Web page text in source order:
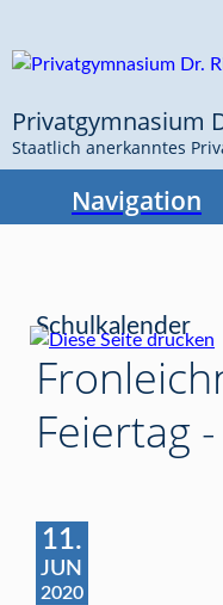
überspringen
Privatgymnasium
Staatlich anerkanntes
Navigation
Schulkalender
Feiertag
11.
JUN
2020